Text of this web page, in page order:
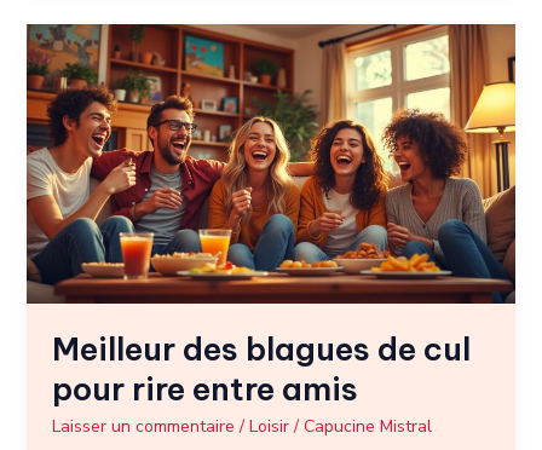
Meilleur des blagues de cul
pour rire entre amis
Laisser un commentaire / Loisir/ Capucine Mistral
Meilleur
des
blagues
de
cul
pour
rire
entre
amis